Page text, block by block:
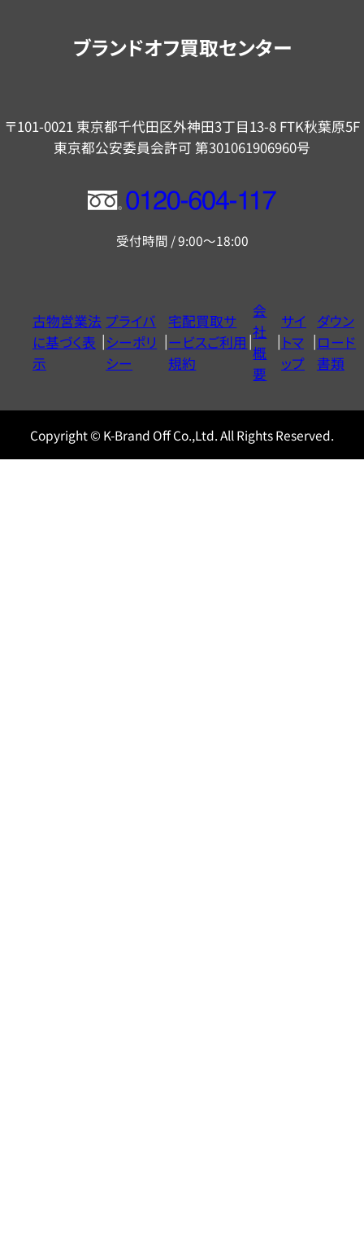
ブランドオフ買取センター
〒101-0021 東京都千代田区外神田3丁目13-8 FTK秋葉原5F
東京都公安委員会許可 第301061906960号
フ
ー
ヤ
ル
0120604117
受付時間 / 9:00～18:00
古物営業法
に基づく表
示
プライバ
シーポリ
シー
宅配買取サ
ービスご利用
規約
会
社
概
要
サイ
トマ
ップ
ダウン
ロード
書類
Copyright © K-Brand Off Co.,Ltd. All Rights Reserved.